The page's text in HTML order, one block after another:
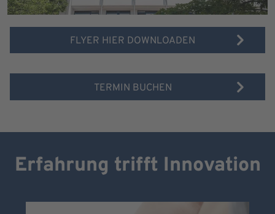
FLYER HIER DOWNLOADEN
TERMIN BUCHEN
Erfahrung trifft Innovation